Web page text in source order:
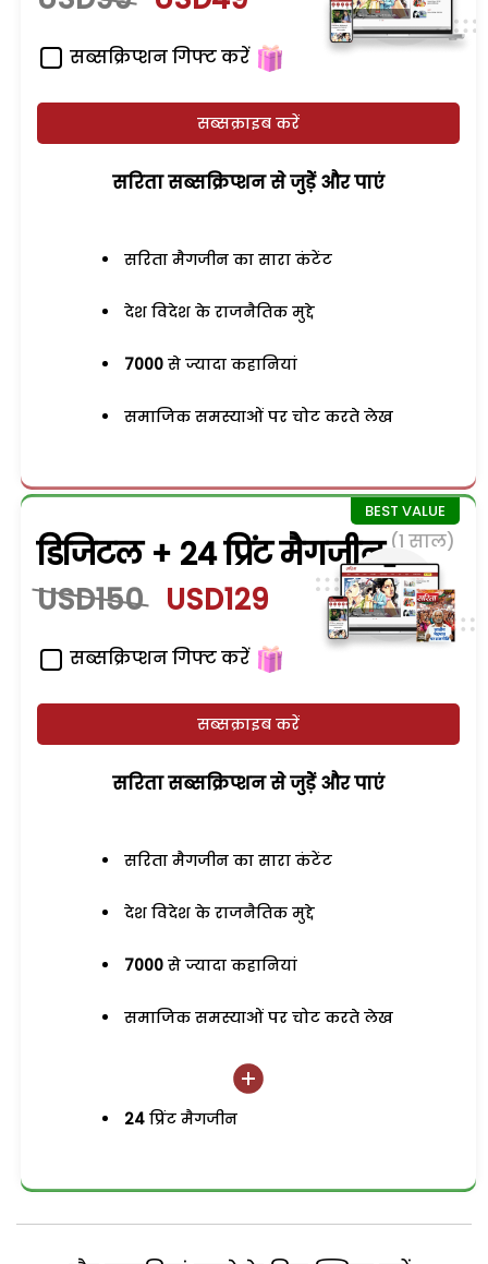
सब्सक्रिप्शन गिफ्ट करें
सब्सक्राइब करें
सरिता सब्सक्रिप्शन से जुड़ेें और पाएं
सरिता मैगजीन का सारा कंटेंट
देश विदेश के राजनैतिक मुद्दे
7000 से ज्यादा कहानियां
समाजिक समस्याओं पर चोट करते लेख
डिजिटल + 24 प्रिंट मैगजीन (1 साल)
USD150 USD129
सब्सक्रिप्शन गिफ्ट करें
सब्सक्राइब करें
सरिता सब्सक्रिप्शन से जुड़ेें और पाएं
सरिता मैगजीन का सारा कंटेंट
देश विदेश के राजनैतिक मुद्दे
7000 से ज्यादा कहानियां
समाजिक समस्याओं पर चोट करते लेख
24 प्रिंट मैगजीन